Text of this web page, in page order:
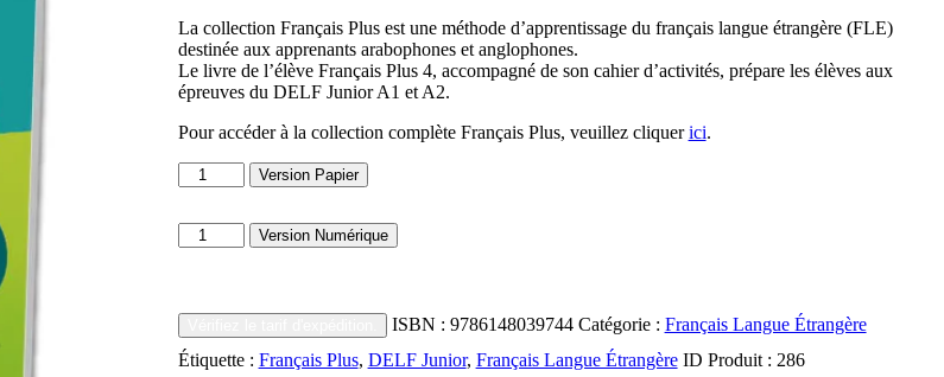
La collection Français Plus est une méthode d’apprentissage du français langue étrangère (FLE)
destinée aux apprenants arabophones et anglophones.
Le livre de l’élève Français Plus 4, accompagné de son cahier d’activités, prépare les élèves aux
épreuves du DELF Junior A1 et A2.
Pour accéder à la collection complète Français Plus, veuillez cliquerici.
quantité
de
Plus
Book
Version Papier
quantité
de
4
–
Student’s
Version Numérique
ISBN : 9786148039744 Catégorie : Français Langue Étrangère
Étiquette : Français Plus, DELF Junior, Français Langue Étrangère ID Produit : 286